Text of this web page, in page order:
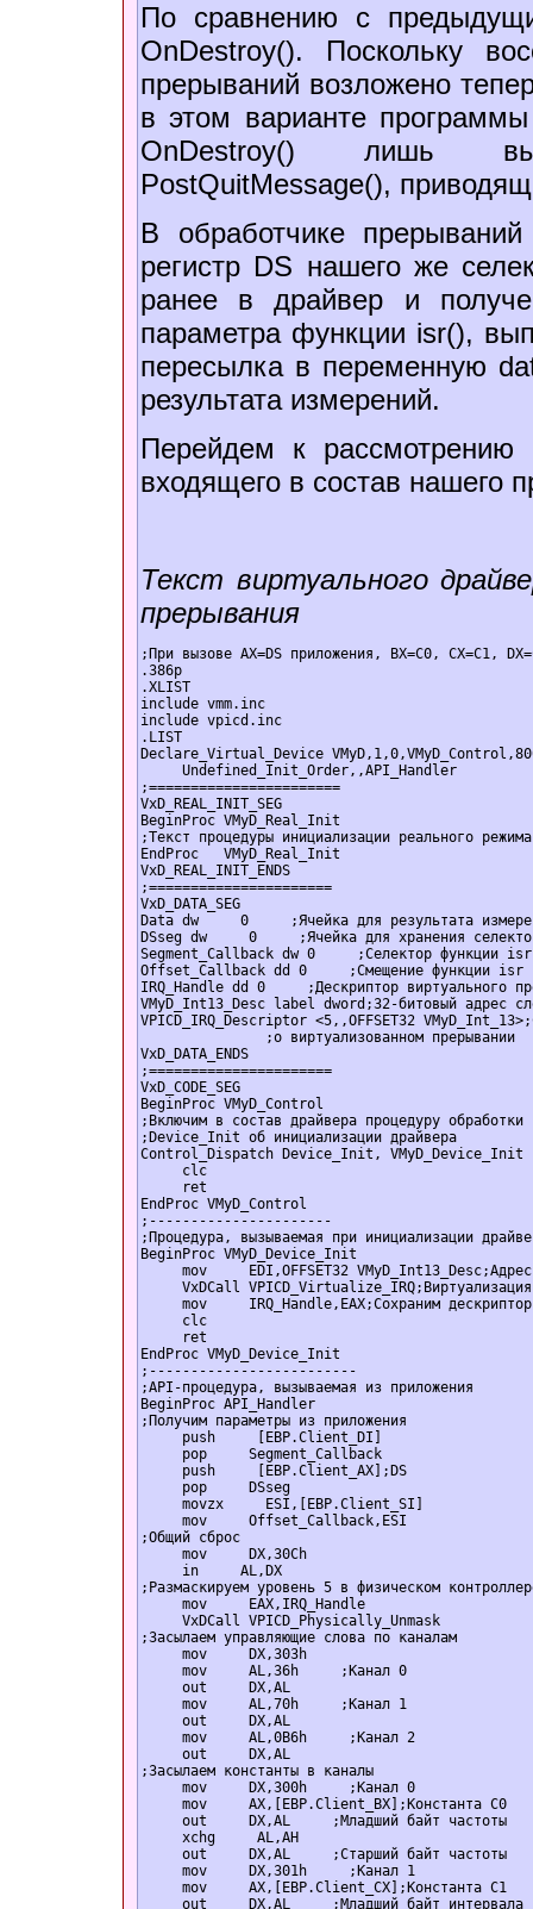
По сравнению с
OnDestroy(). Поскольку
прерываний возложено
в этом варианте
OnDestroy() лишь
PostQuitMessage(),
В обработчике
регистр DS нашего же
ранее в драйвер и
параметра функции isr(),
пересылка в переменную
результата измерений.
Перейдем к рассмотрению
входящего в состав нашего
Текст виртуального
прерывания
;При вызове AX=DS приложения, BX=C0,
.386p
.XLIST
include vmm.inc
include vpicd.inc
.LIST
Declare_Virtual_Device
Undefined_Init_Order,,API_Handler
;=======================
VxD_REAL_INIT_SEG
BeginProc VMyD_Real_Init
;Текст процедуры инициализации реального
EndProc   VMyD_Real_Init
VxD_REAL_INIT_ENDS
;======================
VxD_DATA_SEG
Data dw     0     ;Ячейка для результата
DSseg dw     0     ;Ячейка для хранения
Segment_Callback dw 0     ;Селектор функции
Offset_Callback dd 0     ;Смещение функции
IRQ_Handle dd 0     ;Дескриптор виртуального
VMyD_Int13_Desc label dword;32-битовый адрес
VPICD_IRQ_Descriptor <5,,OFFSET32
;о виртуализованном прерывании
VxD_DATA_ENDS
;======================
VxD_CODE_SEG
BeginProc VMyD_Control
;Включим в состав драйвера процедуру
;Device_Init об инициализации драйвера
Control_Dispatch Device_Init,
clc
ret
EndProc VMyD_Control
;----------------------
;Процедура, вызываемая при инициализации
BeginProc VMyD_Device_Init
mov     EDI,OFFSET32
VxDCall
mov     IRQ_Handle,EAX;Сохраним
clc
ret
EndProc VMyD_Device_Init
;-------------------------
;API-процедура, вызываемая из приложения
BeginProc API_Handler
;Получим параметры из приложения
push     [EBP.Client_DI]
pop     Segment_Callback
push     [EBP.Client_AX];DS
pop     DSseg
movzx     ESI,[EBP.Client_SI]
mov     Offset_Callback,ESI
;Общий сброс
mov     DX,30Ch
in     AL,DX
;Размаскируем уровень 5 в физическом
mov     EAX,IRQ_Handle
VxDCall VPICD_Physically_Unmask
;Засылаем управляющие слова по каналам
mov     DX,303h
mov     AL,36h     ;Канал 0
out     DX,AL
mov     AL,70h     ;Канал 1
out     DX,AL
mov     AL,0B6h     ;Канал 2
out     DX,AL
;Засылаем константы в каналы
mov     DX,300h     ;Канал 0
mov     AX,[EBP.Client_BX];Константа С0
out     DX,AL     ;Младший байт частоты
xchg     AL,AH
out     DX,AL     ;Старший байт частоты
mov     DX,301h     ;Канал 1
mov     AX,[EBP.Client_CX];Константа С1
out     DX,AL     ;Младший байт